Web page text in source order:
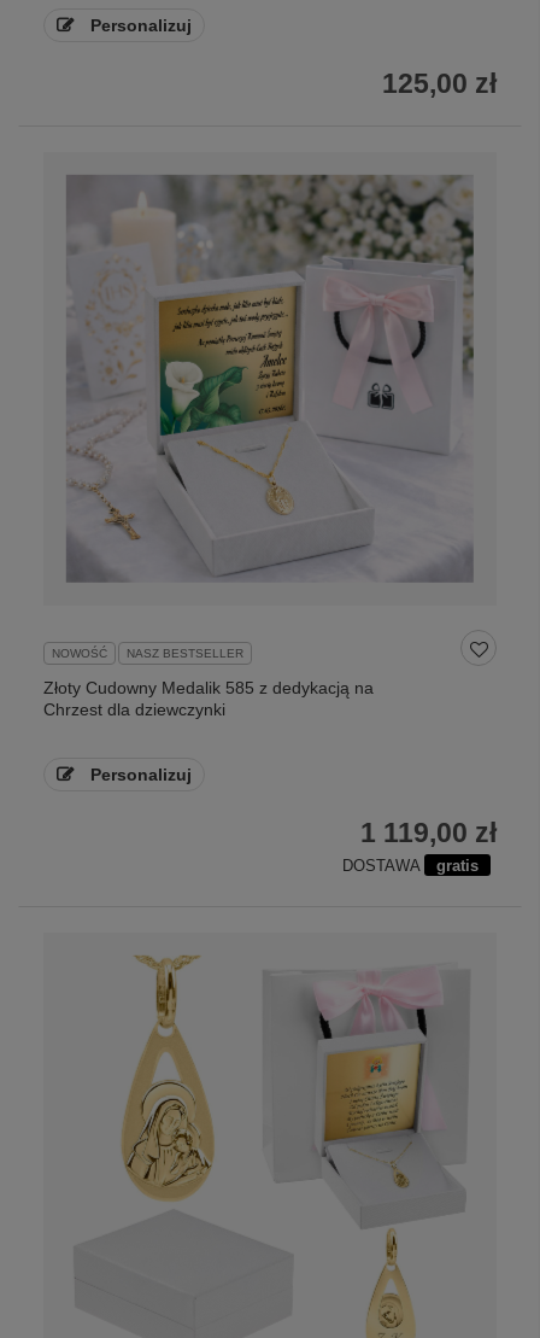
Personalizuj
125,00 zł
NOWOŚĆ NASZ BESTSELLER
Złoty Cudowny Medalik 585 z dedykacją na
Chrzest dla dziewczynki
Personalizuj
1 119,00 zł
DOSTAWA gratis